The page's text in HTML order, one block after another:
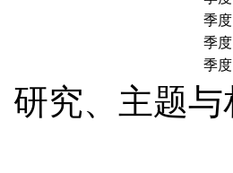
季度
季度
季度
研究、主题